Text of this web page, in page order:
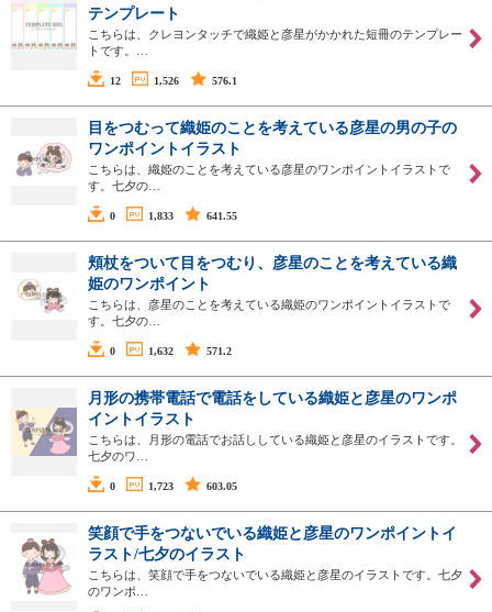
テンプレート
こちらは、クレヨンタッチで織姫と彦星がかかれた短冊のテンプレー
トです。…
12 1,526 576.1
目をつむって織姫のことを考えている彦星の男の子の
ワンポイントイラスト
こちらは、織姫のことを考えている彦星のワンポイントイラストで
す。七夕の…
0 1,833 641.55
頬杖をついて目をつむり、彦星のことを考えている織
姫のワンポイント
こちらは、彦星のことを考えている織姫のワンポイントイラストで
す。七夕の…
0 1,632 571.2
月形の携帯電話で電話をしている織姫と彦星のワンポ
イントイラスト
こちらは、月形の電話でお話ししている織姫と彦星のイラストです。
七夕のワ…
0 1,723 603.05
笑顔で手をつないでいる織姫と彦星のワンポイントイ
ラスト/七夕のイラスト
こちらは、笑顔で手をつないでいる織姫と彦星のイラストです。七夕
のワンポ…